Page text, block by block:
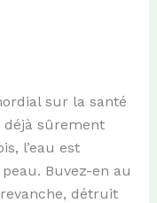
sur la santé
déjà sûrement
l’eau est
Buvez-en au
détruit